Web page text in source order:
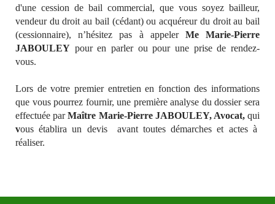
d'une cession de bail commercial, que vous soyez bailleur,
vendeur du droit au bail (cédant) ou acquéreur du droit au bail
(cessionnaire), n’hésitez pas à appeler Me Marie-Pierre
JABOULEY pour en parler ou pour une prise de rendez-
vous.
Lors de votre premier entretien en fonction des informations
que vous pourrez fournir, une première analyse du dossier sera
effectuée parMaître Marie-Pierre JABOULEY, Avocat,qui
vous établira un devis avant toutes démarches et actes à
réaliser.